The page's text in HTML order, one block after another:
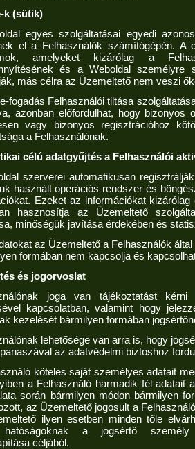
k (sütik)
egyes szolgáltatásai egyedi
el a Felhasználók számítógépén. A
amelyeket kizárólag a
és a Weboldal személyre
más célra az Üzemeltető nem veszi
fogadás Felhasználói tiltása
azonban előfordulhat, hogy bizonyos
vagy bizonyos regisztrációhoz
a Felhasználónak.
célú adatgyűjtés a Felhasználói
szerverei automatikusan
használt operációs rendszer és
Ezeket az információkat
hasznosítja az Üzemeltető
minőségük javítása érdekében és
az Üzemeltető a Felhasználók
formában nem kapcsolja és
és jogorvoslat
joga van tájékoztatást
kapcsolatban, valamint hogy
kezelését bármilyen formában
lehetősége van arra is, hogy
az adatvédelmi biztoshoz
köteles saját személyes adatait
a Felhasználó harmadik fél adatait
során bármilyen módon bármilyen
az Üzemeltető jogosult a
ilyen esetben minden tőle
a jogsértő személy
céljából.